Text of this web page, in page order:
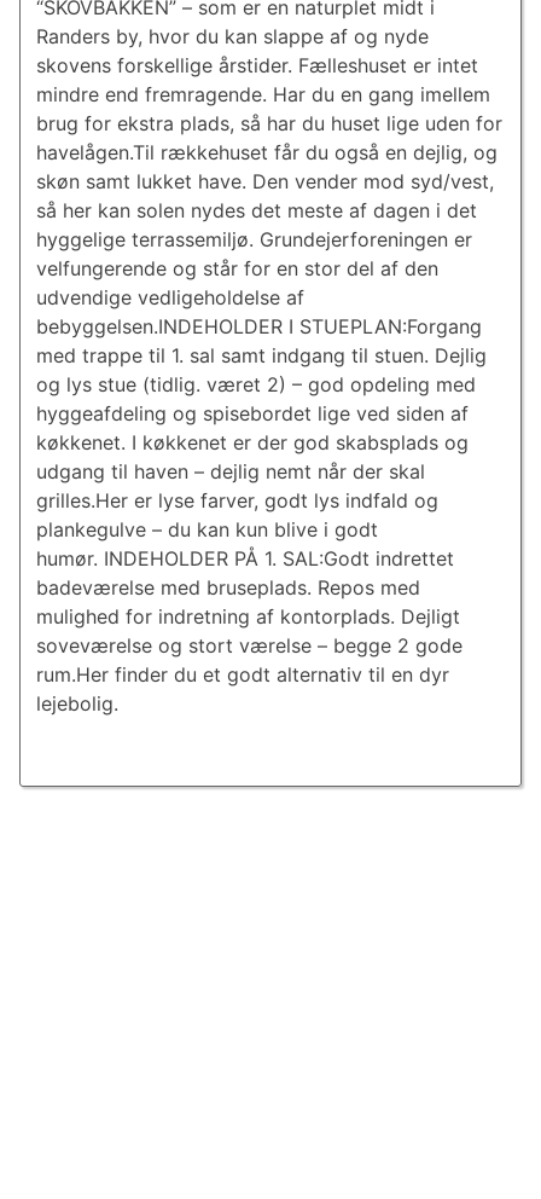
“SKOVBAKKEN” – som er en naturplet midt i
Randers by, hvor du kan slappe af og nyde
skovens forskellige årstider. Fælleshuset er intet
mindre end fremragende. Har du en gang imellem
brug for ekstra plads, så har du huset lige uden for
havelågen.Til rækkehuset får du også en dejlig, og
skøn samt lukket have. Den vender mod syd/vest,
så her kan solen nydes det meste af dagen i det
hyggelige terrassemiljø. Grundejerforeningen er
velfungerende og står for en stor del af den
udvendige vedligeholdelse af
bebyggelsen.INDEHOLDER I STUEPLAN:Forgang
med trappe til 1. sal samt indgang til stuen. Dejlig
og lys stue (tidlig. været 2) – god opdeling med
hyggeafdeling og spisebordet lige ved siden af
køkkenet. I køkkenet er der god skabsplads og
udgang til haven – dejlig nemt når der skal
grilles.Her er lyse farver, godt lys indfald og
plankegulve – du kan kun blive i godt
humør. INDEHOLDER PÅ 1. SAL:Godt indrettet
badeværelse med bruseplads. Repos med
mulighed for indretning af kontorplads. Dejligt
soveværelse og stort værelse – begge 2 gode
rum.Her finder du et godt alternativ til en dyr
lejebolig.